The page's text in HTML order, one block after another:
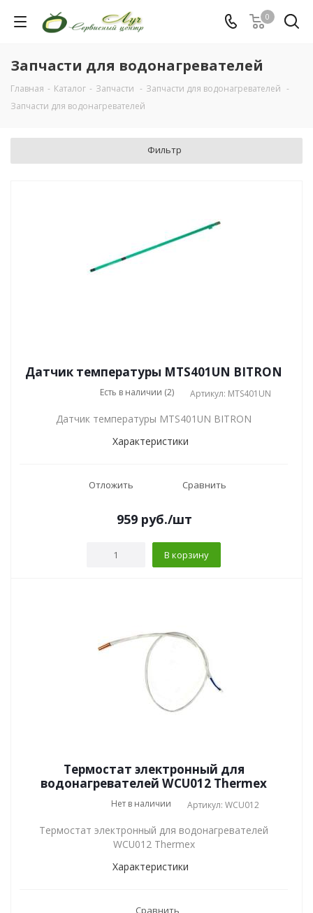
0
Запчасти для водонагревателей
Главная - Каталог - Запчасти - Запчасти для водонагревателей -
Запчасти для водонагревателей
Фильтр
Датчик температуры MTS401UN BITRON
Есть в наличии (2) Артикул: MTS401UN
Датчик температуры MTS401UN BITRON
Характеристики
Отложить Сравнить
959руб./шт
В корзину
Термостат электронный для
водонагревателей WCU012 Thermex
Нет в наличии Артикул: WCU012
Термостат электронный для водонагревателей
WCU012 Thermex
Характеристики
Сравнить